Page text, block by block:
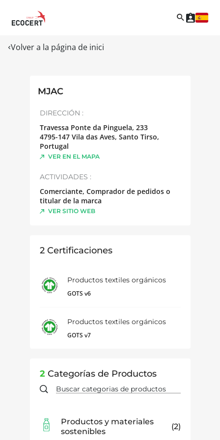
Volver a la página de inici
MJAC
DIRECCIÓN :
Travessa Ponte da Pinguela, 233
4795-147 Vila das Aves, Santo Tirso,
Portugal
VER EN EL MAPA
ACTIVIDADES :
Comerciante, Comprador de pedidos o
titular de la marca
VER SITIO WEB
2Certificaciones
Productos textiles orgánicos
GOTS v6
Productos textiles orgánicos
GOTS v7
2 Categorías de Productos
Productos y materiales
sostenibles
2